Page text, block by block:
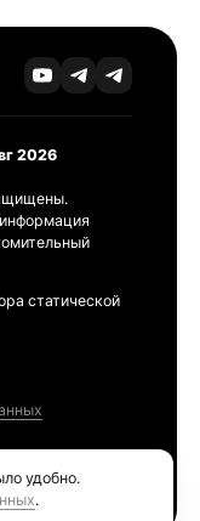
2026
статической
удобно.
.